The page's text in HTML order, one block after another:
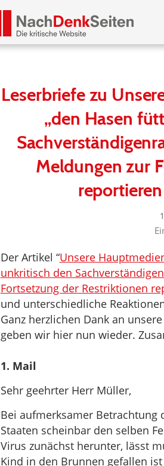
Leserbriefe zu
„den Hasen
Meldungen zur
Der Artikel “Unsere
unkritisch den
Fortsetzung der Restriktionen
und unterschiedliche
Ganz herzlichen Dank an
geben wir hier nun wieder.
1. Mail
Sehr geehrter Herr Müller,
Bei aufmerksamer Betrachtung
Staaten scheinbar den selben
Virus zunächst herunter, lässt
Kind in den Brunnen gefallen